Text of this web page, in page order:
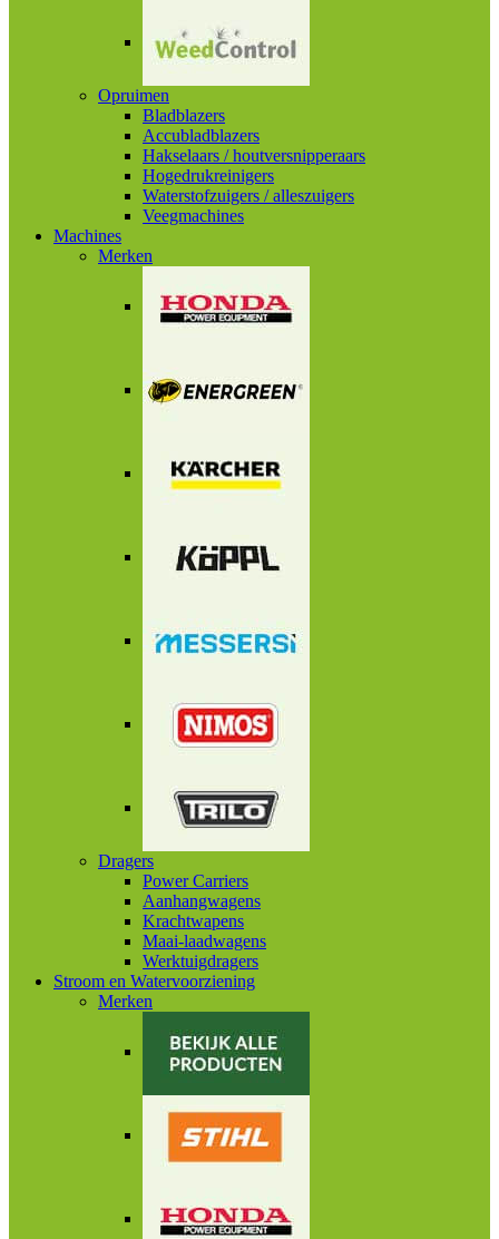
Opruimen
Bladblazers
Accubladblazers
Hakselaars / houtversnipperaars
Hogedrukreinigers
Waterstofzuigers / alleszuigers
Veegmachines
Machines
Merken
Dragers
Power Carriers
Aanhangwagens
Krachtwapens
Maai-laadwagens
Werktuigdragers
Stroom en Watervoorziening
Merken